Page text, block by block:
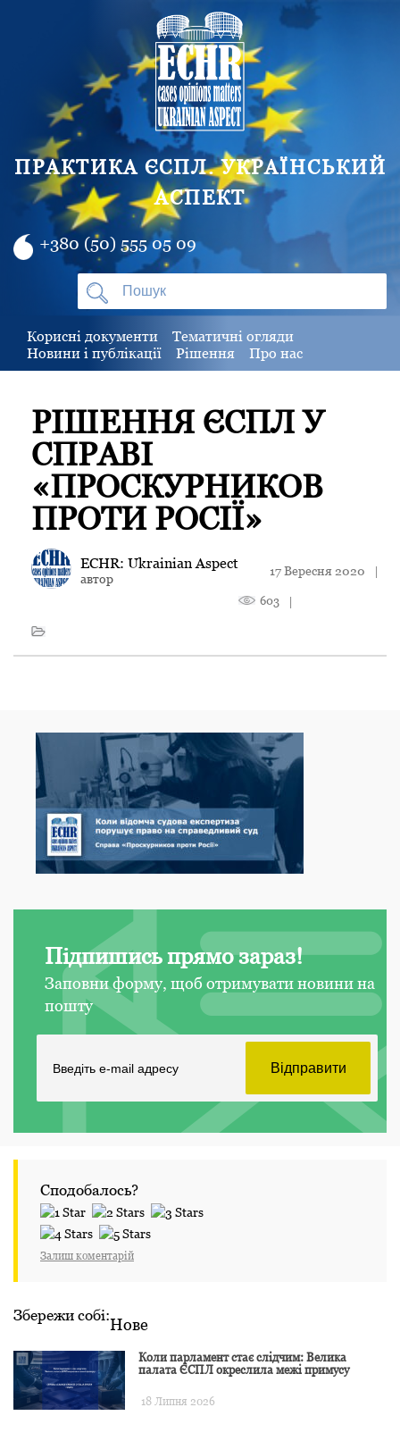
ПРАКТИКА ЄСПЛ. УКРАЇНСЬКИЙ
АСПЕКТ
+380 (50) 555 05 09
Корисні документи
Тематичні огляди
Новини і публікації
Рішення Про нас
РІШЕННЯ ЄСПЛ У
СПРАВІ
«ПРОСКУРНИКОВ
ПРОТИ РОСІЇ»
ECHR: Ukrainian Aspect
автор
17 Вересня 2020 |
603 |
Підпишись прямо зараз!
Заповни форму, щоб отримувати новини на
пошту
Сподобалось?
Залиш коментарій
Збережи собі:Нове
Коли парламент стає слідчим: Велика
палата ЄСПЛ окреслила межі примусу
18 Липня 2026